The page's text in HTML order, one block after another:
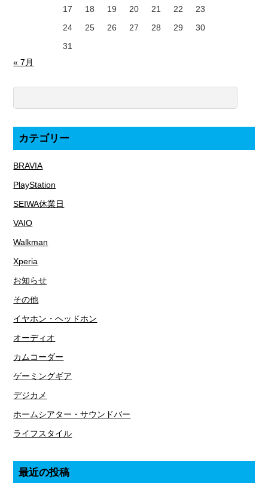
17
18 19 20 21 22
23
24
25 26 27 28 29
30
31
« 7月
カテゴリー
BRAVIA
PlayStation
SEIWA休業日
VAIO
Walkman
Xperia
お知らせ
その他
イヤホン・ヘッドホン
オーディオ
カムコーダー
ゲーミングギア
デジカメ
ホームシアター・サウンドバー
ライフスタイル
最近の投稿